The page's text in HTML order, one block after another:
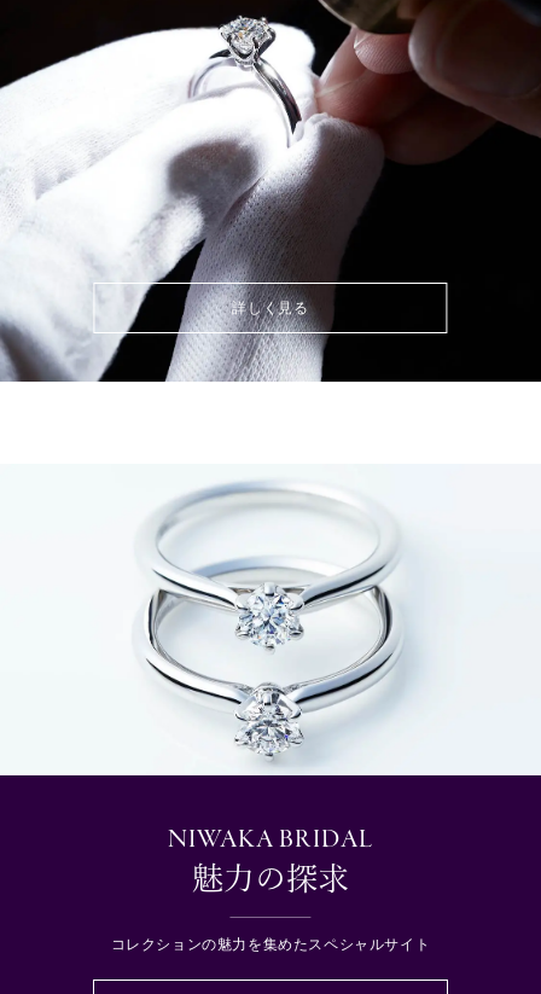
詳しく見る
NIWAKA BRIDAL
魅力の探求
コレクションの魅力を集めたスペシャルサイト